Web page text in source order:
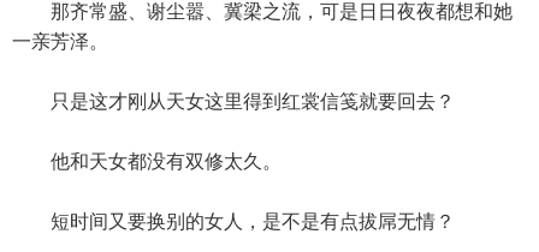
那齐常盛、谢尘嚣、冀梁之流，可是日日夜夜都想和她
一亲芳泽。
只是这才刚从天女这里得到红裳信笺就要回去？
他和天女都没有双修太久。
短时间又要换别的女人，是不是有点拔屌无情？